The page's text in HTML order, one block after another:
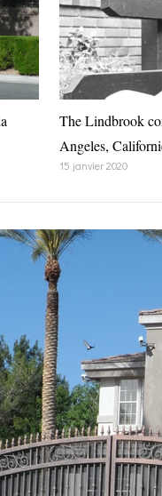
The Lindbrook
Angeles,
15 janvier 2020